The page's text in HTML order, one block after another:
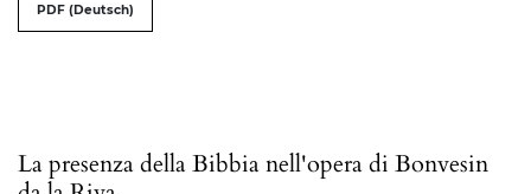
PDF (Deutsch)
La presenza della Bibbia nell'opera di Bonvesin